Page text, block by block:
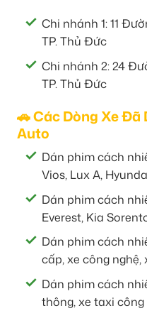
Chi nhánh 1: 11
TP. Thủ Đức
Chi nhánh 2: 24
TP. Thủ Đức
🚗 Các Dòng Xe
Auto
Dán phim cách
Vios, Lux A,
Dán phim cách
Everest, Kia
Dán phim cách
cấp, xe công nghệ,
Dán phim cách
thông, xe taxi công